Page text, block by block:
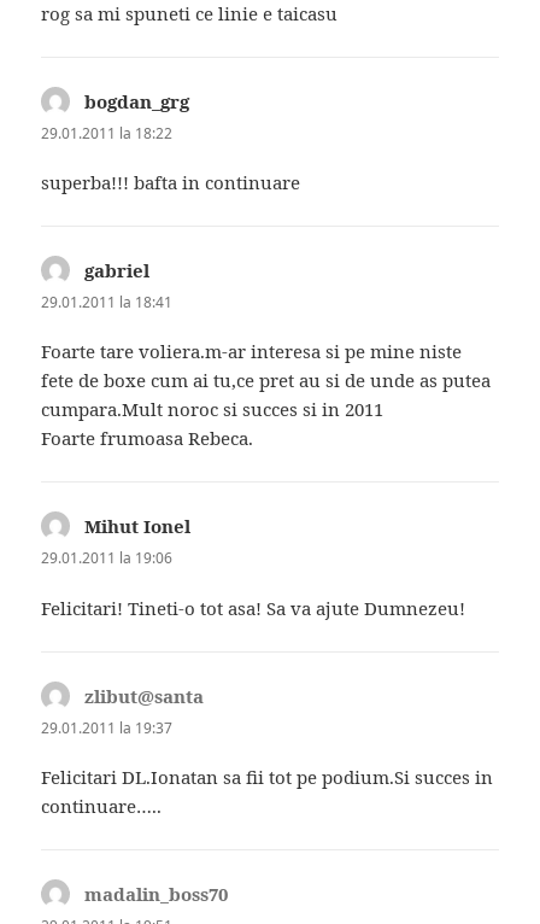
rog sa mi spuneti ce linie e taicasu
bogdan_grgspune:
29.01.2011 la 18:22
superba!!! bafta in continuare
gabriel
29.01.2011 la 18:41
Foarte tare voliera.m-ar interesa si pe mine niste
fete de boxe cum ai tu,ce pret au si de unde as putea
cumpara.Mult noroc si succes si in 2011
Foarte frumoasa Rebeca.
Mihut Ionel
29.01.2011 la 19:06
Felicitari! Tineti-o tot asa! Sa va ajute Dumnezeu!
zlibut@santa
29.01.2011 la 19:37
Felicitari DL.Ionatan sa fii tot pe podium.Si succes in
continuare…..
madalin_boss70